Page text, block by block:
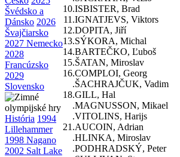
Švédsko a
Dánsko 2026
Švajčiarsko
2027 Nemecko
2028
Francúzsko
2029
Slovensko
História 1994
Lillehammer
1998 Nagano
2002 Salt Lake
10.ISBISTER, Brad
11.IGNATJEVS, Viktors
12.DOPITA, Jiří
13.SÝKORA, Michal
14.BARTEČKO, Ľuboš
15.ŠATAN, Miroslav
16.COMPLOI, Georg
.ŠACHRAJČUK, Vadim
18.GILL, Hal
.MAGNUSSON, Mikael
.VITOLINS, Harijs
21.AUCOIN, Adrian
.HLINKA, Miroslav
.PODHRADSKÝ, Peter